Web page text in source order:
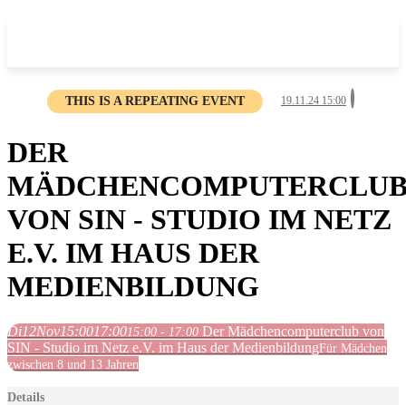
THIS IS A REPEATING EVENT 19.11.24 15:00
DER
VON SIN - STUDIO IM NETZ
E.V. IM HAUS DER
MEDIENBILDUNG
Di12Nov15:0017:0015:00 - 17:00 Der Mädchencomputerclub von
SIN - Studio im Netz e.V. im Haus der MedienbildungFür Mädchen
zwischen 8 und 13 Jahren
Details